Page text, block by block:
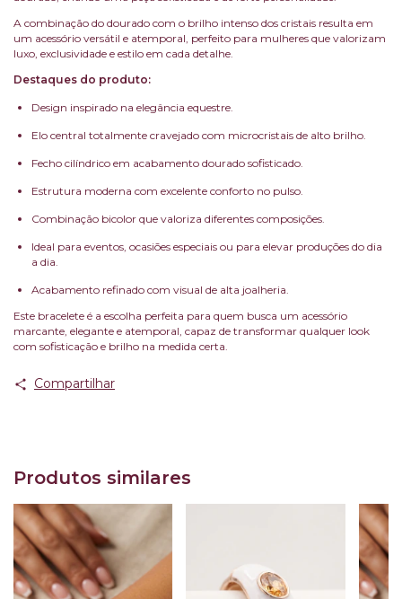
A combinação do dourado com o brilho intenso dos cristais resulta em
um acessório versátil e atemporal, perfeito para mulheres que valorizam
luxo, exclusividade e estilo em cada detalhe.
Destaques do produto:
Design inspirado na elegância equestre.
Elo central totalmente cravejado com microcristais de alto brilho.
Fecho cilíndrico em acabamento dourado sofisticado.
Estrutura moderna com excelente conforto no pulso.
Combinação bicolor que valoriza diferentes composições.
Ideal para eventos, ocasiões especiais ou para elevar produções do dia
a dia.
Acabamento refinado com visual de alta joalheria.
Este bracelete é a escolha perfeita para quem busca um acessório
marcante, elegante e atemporal, capaz de transformar qualquer look
com sofisticação e brilho na medida certa.
Compartilhar
Produtos similares